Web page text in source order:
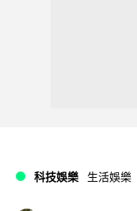
科技娛樂 生活娛樂